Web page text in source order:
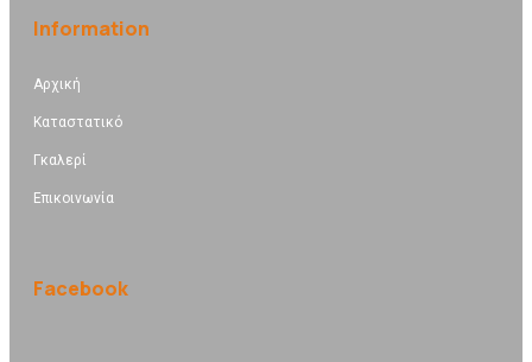
Information
Αρχική
Καταστατικό
Γκαλερί
Επικοινωνία
Facebook